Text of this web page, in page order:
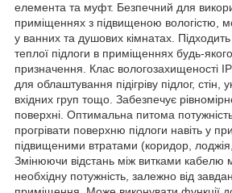
елемента та муфт. Безпечний для
приміщеннях з підвищеною вологістю,
у ванних та душових кімнатах.
теплої підлоги в приміщеннях будь-
призначення. Клас вологозахищеності
для облаштування підігріву підлог, стін,
вхідних груп тощо. Забезпечує
поверхні. Оптимальна питома
прогрівати поверхню підлоги навіть у
підвищеними втратами (коридор, лоджія,
Змінюючи відстань між витками кабелю
необхідну потужність, залежно від